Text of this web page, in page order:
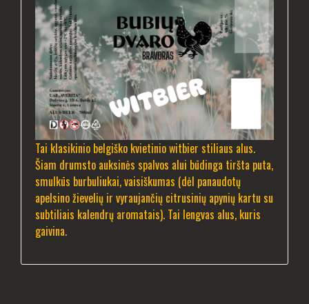
Tai klasikinio belgiško kvietinio witbier stiliaus alus.
Šiam drumsto auksinės spalvos alui būdinga tiršta puta,
smulkūs burbuliukai, vaisiškumas (dėl panaudotų
apelsino žievelių ir vyraujančių citrusinių apynių kartu su
subtiliais kalendrų aromatais). Tai lengvas alus, kuris
gaivina.